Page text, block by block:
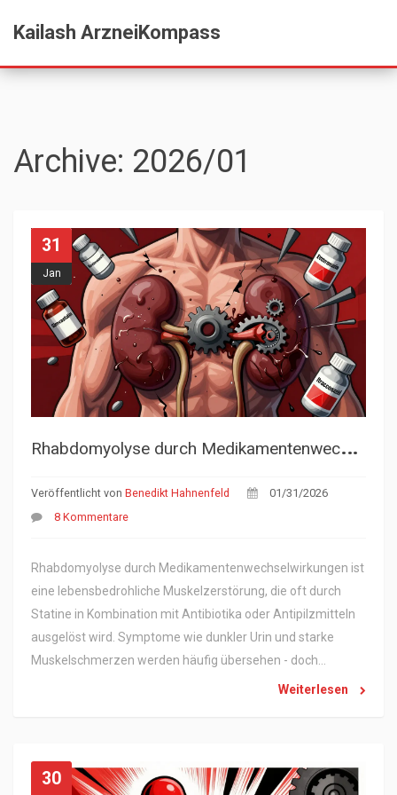
Kailash ArzneiKompass
Archive: 2026/01
31
Jan
R
habdomyolyse durch Medikamentenwechselwirkungen: Muskelabbau als lebensbedrohliche Notfallsituation
Veröffentlicht von Benedikt Hahnenfeld
01/31/2026
8 Kommentare
Rhabdomyolyse durch Medikamentenwechselwirkungen ist
eine lebensbedrohliche Muskelzerstörung, die oft durch
Statine in Kombination mit Antibiotika oder Antipilzmitteln
ausgelöst wird. Symptome wie dunkler Urin und starke
Muskelschmerzen werden häufig übersehen - doch
Weiterlesen
30